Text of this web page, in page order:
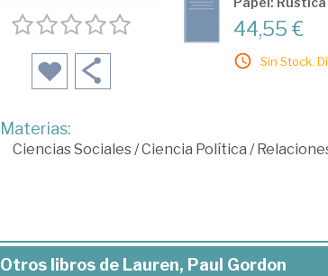
44,55 €
Sin Stock.
Materias:
Ciencias Sociales/Ciencia Política /
Otros libros de Lauren, Paul Gordon